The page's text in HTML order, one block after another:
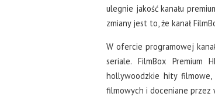
ulegnie jakość kanału
zmiany jest to, że kanał
W ofercie programowej
seriale. FilmBox Premium
hollywoodzkie hity
filmowych i doceniane przez